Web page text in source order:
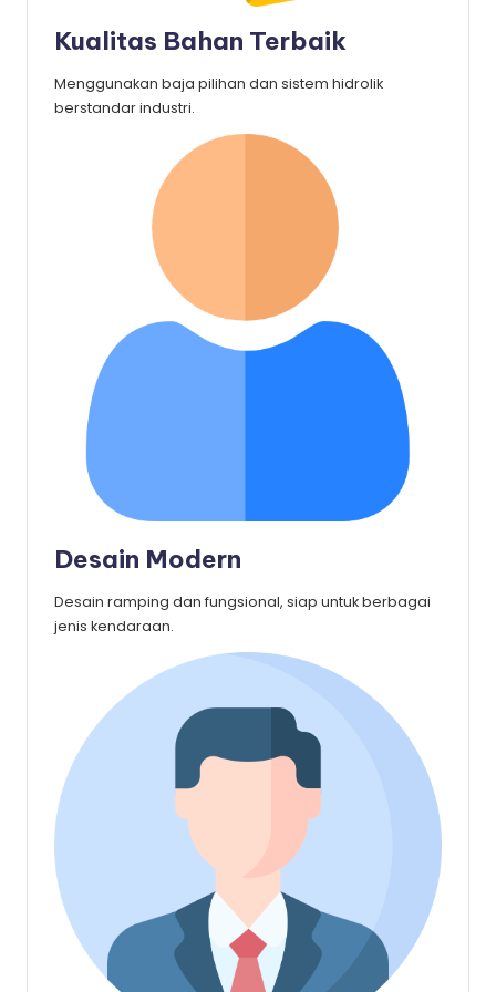
Kualitas Bahan Terbaik
Menggunakan baja pilihan dan sistem hidrolik
berstandar industri.
Desain Modern
Desain ramping dan fungsional, siap untuk berbagai
jenis kendaraan.